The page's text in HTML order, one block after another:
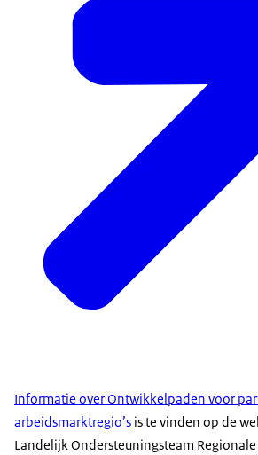
Informatie over Ontwikkelpaden voor
arbeidsmarktregio’s is te vinden op de
Landelijk Ondersteuningsteam